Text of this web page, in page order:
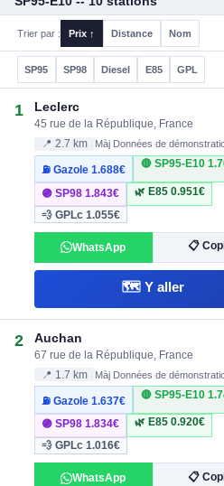
Trier par : Prix ↑ Distance Nom
SP95 SP98 Diesel E85 GPL
1 Leclerc
45 rue de la République, France
📍 2.7 km Màj Données de
⛽ Gazole1.688€
🔴 SP95-E10
🟣 SP981.843€ 🌿 E85 0.951€
💨 GPLc1.055€
WhatsApp 📋
🗺️ Y aller
2 Auchan
67 rue de la République, France
📍 1.7 km Màj Données de
⛽ Gazole1.637€
🔴 SP95-E10
🟣 SP981.834€ 🌿 E85 0.920€
💨 GPLc1.016€
WhatsApp 📋